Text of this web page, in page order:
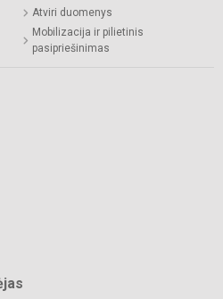
Atviri duomenys
Mobilizacija ir pilietinis
pasipriešinimas